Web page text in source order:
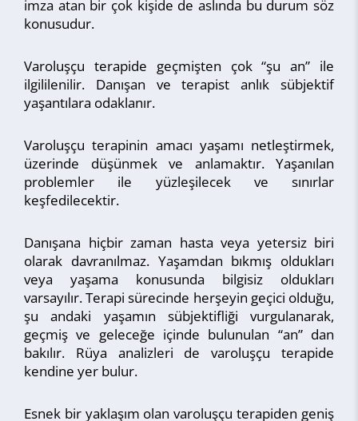
imza atan bir çok kişide de aslında bu durum söz
konusudur.
Varoluşçu terapide geçmişten çok “şu an” ile
ilgililenilir. Danışan ve terapist anlık sübjektif
yaşantılara odaklanır.
Varoluşçu terapinin amacı yaşamı netleştirmek,
üzerinde düşünmek ve anlamaktır. Yaşanılan
problemler ile yüzleşilecek ve sınırlar
keşfedilecektir.
Danışana hiçbir zaman hasta veya yetersiz biri
olarak davranılmaz. Yaşamdan bıkmış oldukları
veya yaşama konusunda bilgisiz oldukları
varsayılır. Terapi sürecinde herşeyin geçici olduğu,
şu andaki yaşamın sübjektifliği vurgulanarak,
geçmiş ve geleceğe içinde bulunulan “an” dan
bakılır. Rüya analizleri de varoluşçu terapide
kendine yer bulur.
Esnek bir yaklaşım olan varoluşçu terapiden geniş